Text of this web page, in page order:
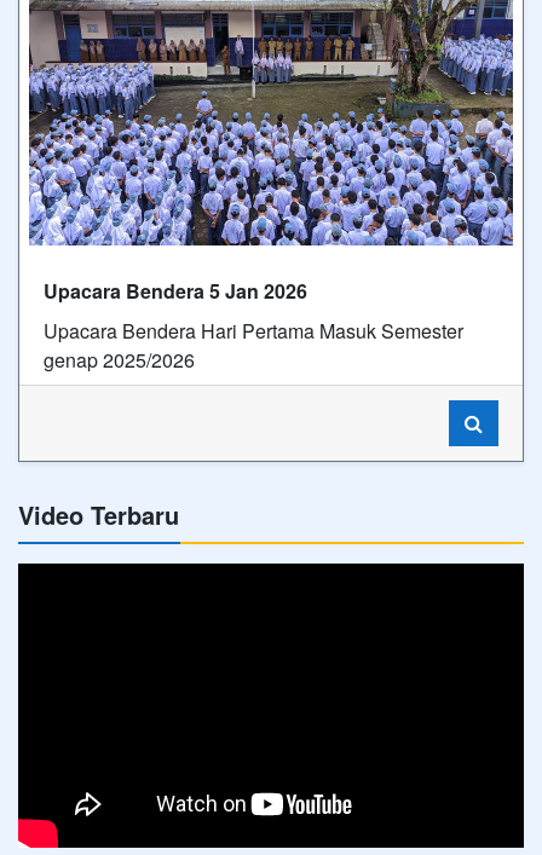
Upacara Bendera 5 Jan 2026
Upacara Bendera Hari Pertama Masuk Semester
genap 2025/2026
Video Terbaru